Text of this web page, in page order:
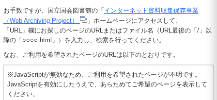
お手数ですが、国立国会図書館の「 インターネット資料収集保存事業
（Web Archiving Project）
」ホームページにアクセスして、
「URL」欄にお探しのページのURLまたはファイル名（URL最後の「/」以
降の「○○○○.html」）を入力し、検索を行ってください。
なお、ご利用を希望されたページのURLは以下のとおりです。
※JavaScriptが無効なため、ご利用を希望されたページが不明です。
JavaScriptを有効にしたうえで、あらためてご希望のページを表示して
ください。